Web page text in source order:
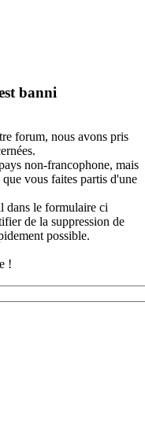
banni
forum, nous avons pris
non-francophone, mais
vous faites partis d'une
dans le formulaire ci
de la suppression de
possible.
!